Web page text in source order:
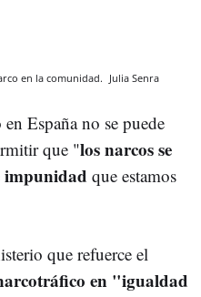
en la comunidad. Julia Senra
España no se puede
que "los narcos se
impunidad que estamos
que refuerce el
en "igualdad